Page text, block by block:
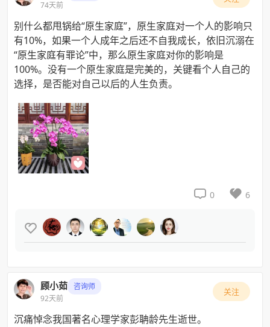
74天前
别什么都甩锅给“原生家庭”，原生家庭对一个人的影响只
有10%，如果一个人成年之后还不自我成长，依旧沉溺在
“原生家庭有罪论”中，那么原生家庭对你的影响是
100%。没有一个原生家庭是完美的，关键看个人自己的
选择，是否能对自己以后的人生负责。
 0  6

顾小茹
咨询师
92天前
关注
沉痛悼念我国著名心理学家彭聃龄先生逝世。